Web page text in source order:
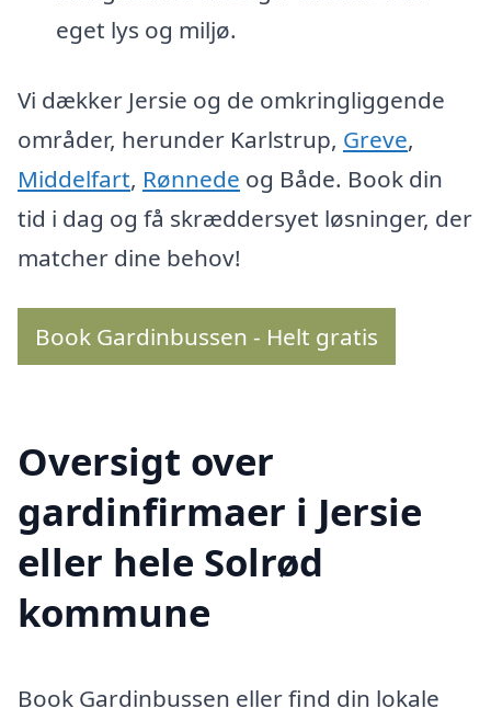
eget lys og miljø.
Vi dækker Jersie og de omkringliggende
områder, herunder Karlstrup, Greve,
Middelfart, Rønnede og Både. Book din
tid i dag og få skræddersyet løsninger, der
matcher dine behov!
Book Gardinbussen - Helt gratis
Oversigt over
gardinfirmaer i Jersie
eller hele Solrød
kommune
Book Gardinbussen eller find din lokale